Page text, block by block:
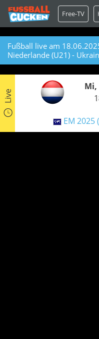
Free-TV
Fußball live am
Niederlande (U21) -
Live
Mi,
EM 2025